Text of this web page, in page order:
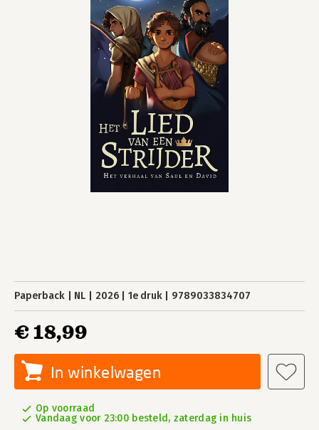
Paperback NL 2026 1e druk 9789033834707
€ 18,99
In winkelwagen
Op voorraad
Vandaag voor 23:00 besteld, zaterdag in huis